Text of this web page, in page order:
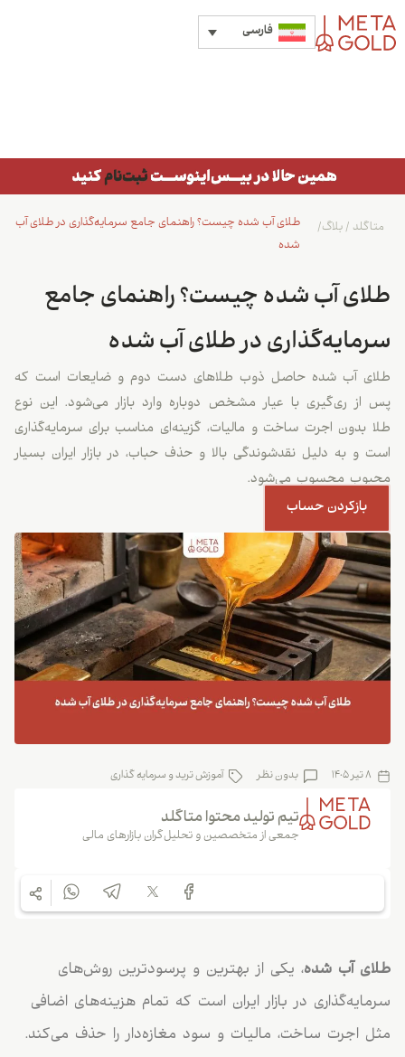
فارسی
طلای آب شده چیست؟ راهنمای جامع سرمایه‌گذاری در طلای آب
شده
متاگلد /بلاگ/
طلای آب شده چیست؟ راهنمای جامع
سرمایه‌گذاری در طلای آب شده
طلای آب شده حاصل ذوب طلاهای دست دوم و ضایعات است که
پس از ری‌گیری با عیار مشخص دوباره وارد بازار می‌شود. این نوع
طلا بدون اجرت ساخت و مالیات، گزینه‌ای مناسب برای سرمایه‌گذاری
است و به دلیل نقدشوندگی بالا و حذف حباب، در بازار ایران بسیار
محبوب محسوب می‌شود.
بازکردن حساب
8 تیر 1405 بدون نظر آموزش ترید و سرمایه گذاری
تیم تولید محتوا متاگلد
جمعی از متخصصین و تحلیل‌گران بازارهای مالی
طلای آب شده، یکی از بهترین و پرسودترین روش‌های
سرمایه‌گذاری در بازار ایران است که تمام هزینه‌های اضافی
مثل اجرت ساخت، مالیات و سود مغازه‌دار را حذف می‌کند.